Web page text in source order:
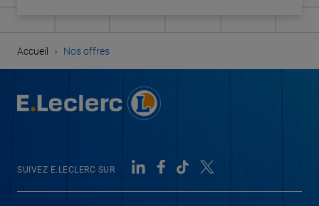
Accueil › Nos offres
SUIVEZ E.LECLERC SUR